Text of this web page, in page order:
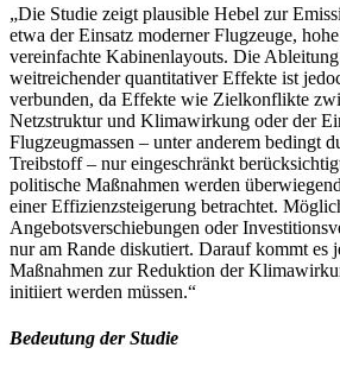
„Die Studie zeigt plausible Hebel zur
etwa der Einsatz moderner Flugzeuge,
vereinfachte Kabinenlayouts. Die
weitreichender quantitativer Effekte ist
verbunden, da Effekte wie Zielkonflikte
Netzstruktur und Klimawirkung oder der
Flugzeugmassen – unter anderem bedingt
Treibstoff – nur eingeschränkt
politische Maßnahmen werden
einer Effizienzsteigerung betrachtet.
Angebotsverschiebungen oder
nur am Rande diskutiert. Darauf kommt es
Maßnahmen zur Reduktion der
initiiert werden müssen.“
Bedeutung der Studie